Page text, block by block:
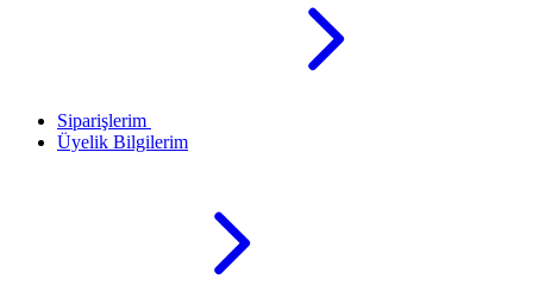
Siparişlerim
Üyelik Bilgilerim